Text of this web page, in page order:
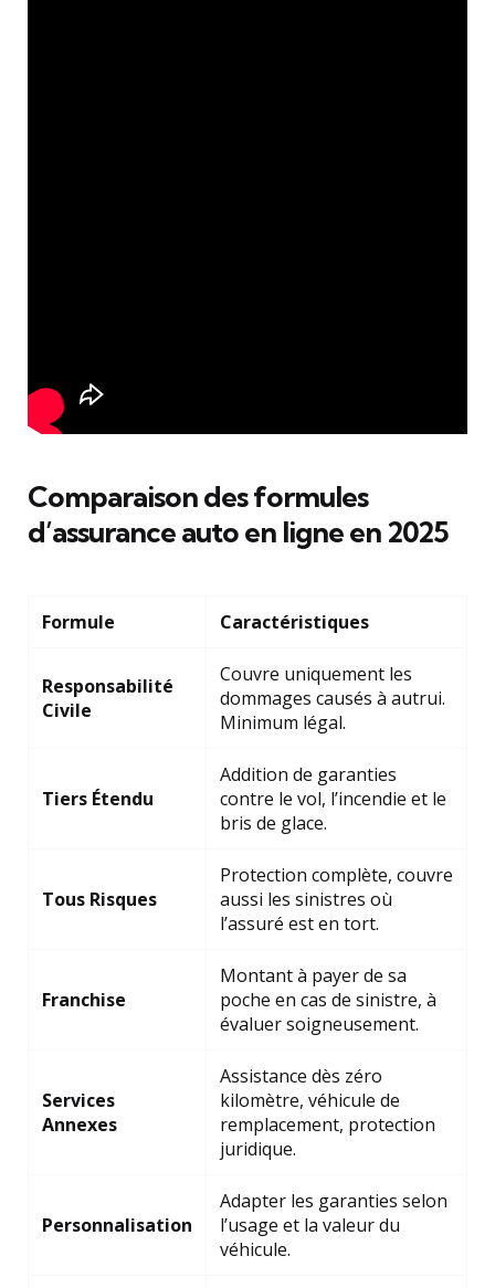
Comparaison des formules
d’assurance auto en ligne en 2025
Formule Caractéristiques
Responsabilité
Civile
Couvre uniquement les
dommages causés à autrui.
Minimum légal.
Tiers Étendu
Addition de garanties
contre le vol, l’incendie et le
bris de glace.
Tous Risques
Protection complète, couvre
aussi les sinistres où
l’assuré est en tort.
Franchise
Montant à payer de sa
poche en cas de sinistre, à
évaluer soigneusement.
Services
Annexes
Assistance dès zéro
kilomètre, véhicule de
remplacement, protection
juridique.
Personnalisation
Adapter les garanties selon
l’usage et la valeur du
véhicule.